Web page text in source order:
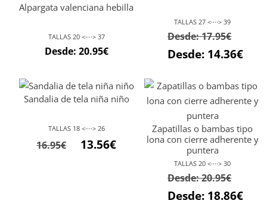
Alpargata valenciana hebilla
TALLAS 20 <····> 37
Desde: 20.95€
TALLAS 27 <····> 39
Desde:17.95€
Desde: 14.36€
Sandalia de tela niña niño
TALLAS 18 <····> 26
16.95€
El13.56€El
Zapatillas o bambas tipo
lona con cierre adherente y
puntera
TALLAS 20 <····> 30
Desde:20.95€
Desde: 18.86€